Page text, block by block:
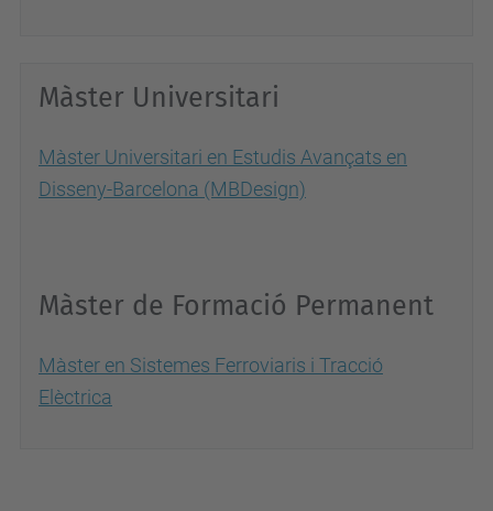
Màster Universitari
Màster Universitari en Estudis Avançats en
Disseny-Barcelona (MBDesign)
Màster de Formació Permanent
Màster en Sistemes Ferroviaris i Tracció
Elèctrica